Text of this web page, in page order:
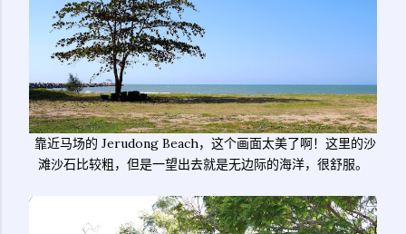
靠近马场的 Jerudong Beach，这个画面太美了啊！这里的沙
滩沙石比较粗，但是一望出去就是无边际的海洋，很舒服。